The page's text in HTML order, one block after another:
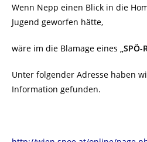
Wenn Nepp einen Blick in die
Jugend geworfen hätte,
wäre im die Blamage eines „SPÖ-
Unter folgender Adresse haben
Information gefunden.